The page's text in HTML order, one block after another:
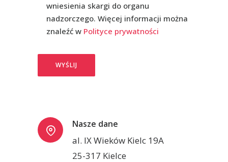
wniesienia skargi do organu
nadzorczego. Więcej informacji można
znaleźć w Polityce prywatności
Nasze dane
al. IX Wieków Kielc 19A
25-317 Kielce